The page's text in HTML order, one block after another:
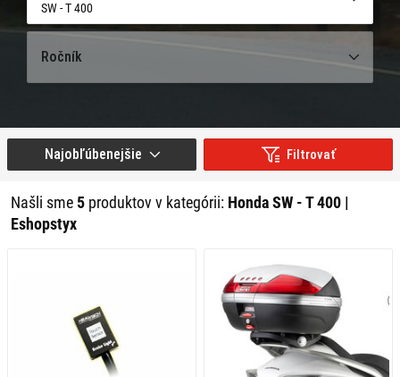
SW - T 400
Ročník
Filtrovať
Našli sme5 produktov v kategórii: Honda SW - T 400 |
Eshopstyx
Najobľúbenejšie